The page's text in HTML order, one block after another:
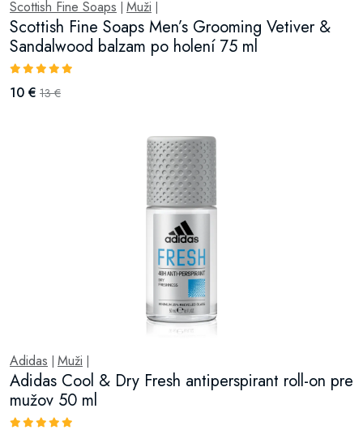
Scottish Fine Soaps Muži
Scottish Fine Soaps Men’s Grooming Vetiver &
Sandalwood balzam po holení 75 ml
10 € 13 €
Adidas Muži
Adidas Cool & Dry Fresh antiperspirant roll-on pre
mužov 50 ml